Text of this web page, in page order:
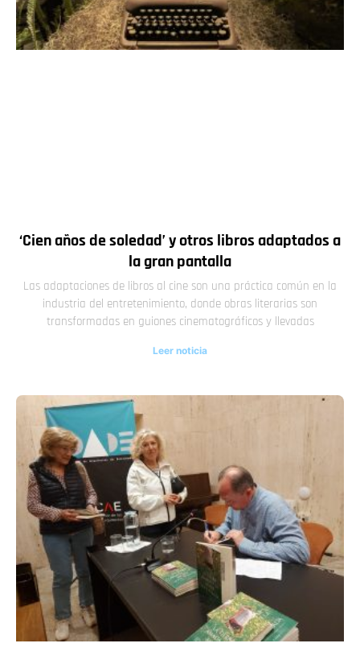
‘Cien años de soledad’ y otros libros adaptados a
la gran pantalla
Las adaptaciones de libros al cine son una práctica común en la
industria del entretenimiento, donde obras literarias son
transformadas en guiones cinematográficos y llevadas
Leer noticia